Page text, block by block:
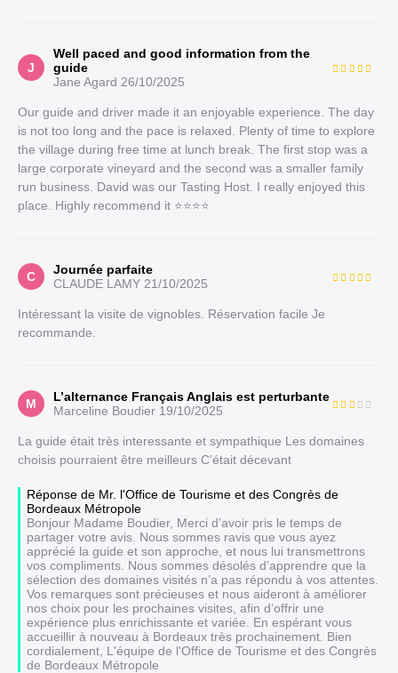
J
Well paced and good information from the
guide
Jane Agard 26/10/2025
Our guide and driver made it an enjoyable experience. The day
is not too long and the pace is relaxed. Plenty of time to explore
the village during free time at lunch break. The first stop was a
large corporate vineyard and the second was a smaller family
run business. David was our Tasting Host. I really enjoyed this
place. Highly recommend it ⭐️⭐️⭐️⭐️
C
Journée parfaite
CLAUDE LAMY 21/10/2025
Intéressant la visite de vignobles. Réservation facile Je
recommande.
M
L’alternance Français Anglais est perturbante
Marceline Boudier 19/10/2025
La guide était très interessante et sympathique Les domaines
choisis pourraient être meilleurs C’était décevant
Réponse de Mr. l'Office de Tourisme et des Congrès de
Bordeaux Métropole
Bonjour Madame Boudier, Merci d’avoir pris le temps de
partager votre avis. Nous sommes ravis que vous ayez
apprécié la guide et son approche, et nous lui transmettrons
vos compliments. Nous sommes désolés d’apprendre que la
sélection des domaines visités n’a pas répondu à vos attentes.
Vos remarques sont précieuses et nous aideront à améliorer
nos choix pour les prochaines visites, afin d’offrir une
expérience plus enrichissante et variée. En espérant vous
accueillir à nouveau à Bordeaux très prochainement. Bien
cordialement, L'équipe de l'Office de Tourisme et des Congrès
de Bordeaux Métropole